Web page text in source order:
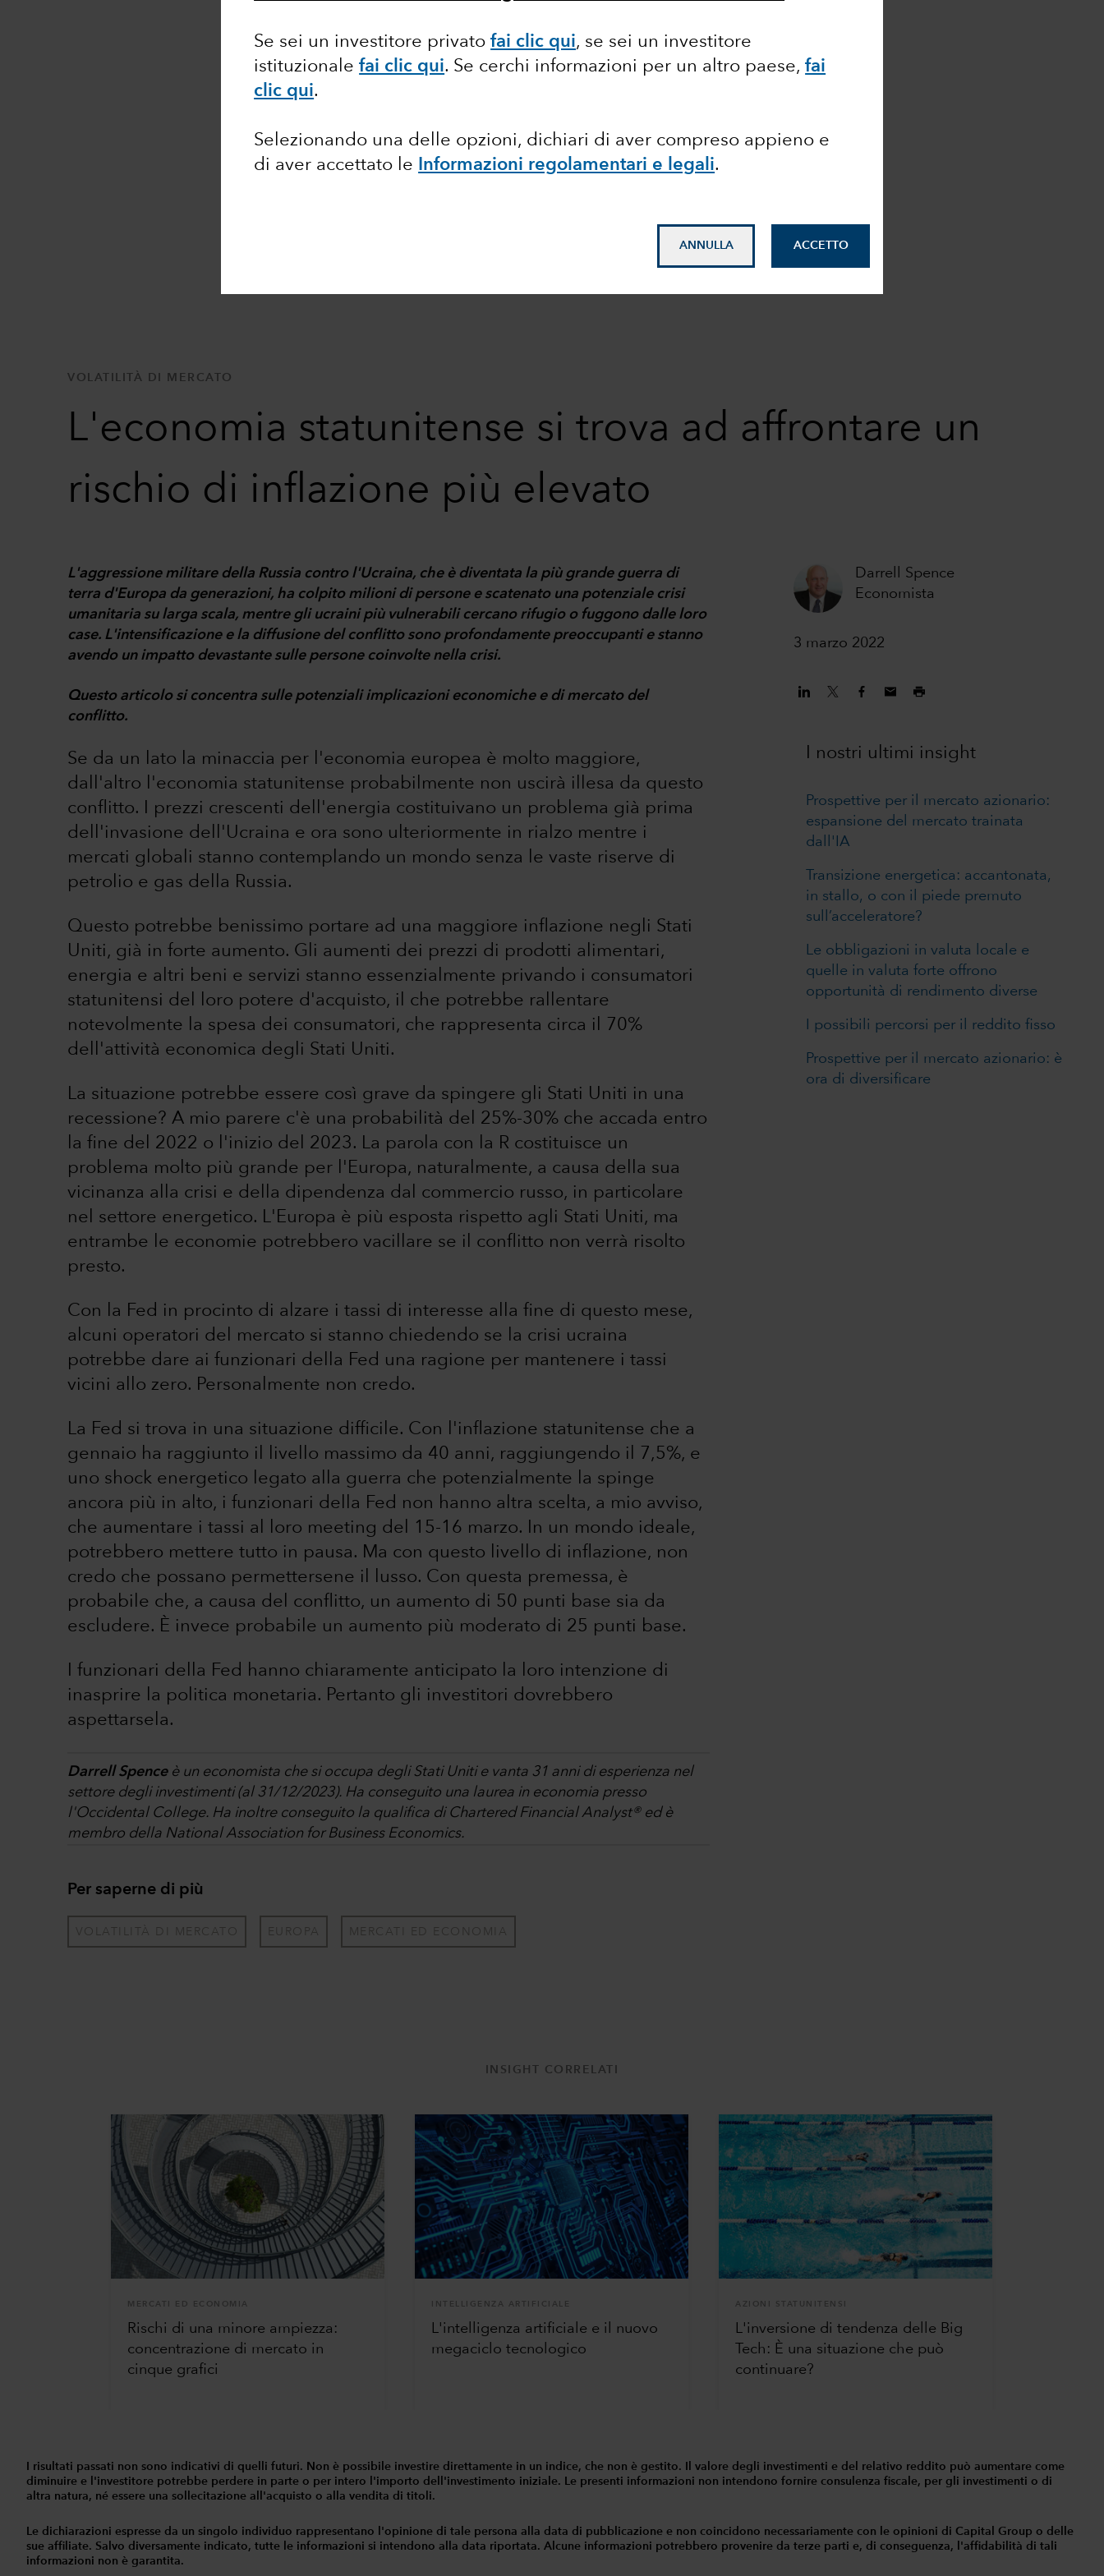
Se sei un investitore privatofai clic qui, se sei un investitore
istituzionale fai clic qui. Se cerchi informazioni per un altro paese,fai
clic qui.
Selezionando una delle opzioni, dichiari di aver compreso appieno e
di aver accettato le
Informazioni regolamentari e legali.
ANNULLA ACCETTO
VOLATILITÀ DI MERCATO
L'economia statunitense si trova ad affrontare un
rischio di inflazione più elevato
Darrell Spence
Economista
3 marzo 2022
L'aggressione militare della Russia contro l'Ucraina, che è diventata la più grande guerra di
terra d'Europa da generazioni, ha colpito milioni di persone e scatenato una potenziale crisi
umanitaria su larga scala, mentre gli ucraini più vulnerabili cercano rifugio o fuggono dalle loro
case. L'intensificazione e la diffusione del conflitto sono profondamente preoccupanti e stanno
avendo un impatto devastante sulle persone coinvolte nella crisi.
Questo articolo si concentra sulle potenziali implicazioni economiche e di mercato del
conflitto.
Se da un lato la minaccia per l'economia europea è molto maggiore,
dall'altro l'economia statunitense probabilmente non uscirà illesa da questo
conflitto. I prezzi crescenti dell'energia costituivano un problema già prima
dell'invasione dell'Ucraina e ora sono ulteriormente in rialzo mentre i
mercati globali stanno contemplando un mondo senza le vaste riserve di
petrolio e gas della Russia.
Questo potrebbe benissimo portare ad una maggiore inflazione negli Stati
Uniti, già in forte aumento. Gli aumenti dei prezzi di prodotti alimentari,
energia e altri beni e servizi stanno essenzialmente privando i consumatori
statunitensi del loro potere d'acquisto, il che potrebbe rallentare
notevolmente la spesa dei consumatori, che rappresenta circa il 70%
dell'attività economica degli Stati Uniti.
La situazione potrebbe essere così grave da spingere gli Stati Uniti in una
recessione? A mio parere c'è una probabilità del 25%-30% che accada entro
la fine del 2022 o l'inizio del 2023. La parola con la R costituisce un
problema molto più grande per l'Europa, naturalmente, a causa della sua
vicinanza alla crisi e della dipendenza dal commercio russo, in particolare
nel settore energetico. L'Europa è più esposta rispetto agli Stati Uniti, ma
entrambe le economie potrebbero vacillare se il conflitto non verrà risolto
presto.
Con la Fed in procinto di alzare i tassi di interesse alla fine di questo mese,
alcuni operatori del mercato si stanno chiedendo se la crisi ucraina
potrebbe dare ai funzionari della Fed una ragione per mantenere i tassi
vicini allo zero. Personalmente non credo.
La Fed si trova in una situazione difficile. Con l'inflazione statunitense che a
gennaio ha raggiunto il livello massimo da 40 anni, raggiungendo il 7,5%, e
uno shock energetico legato alla guerra che potenzialmente la spinge
ancora più in alto, i funzionari della Fed non hanno altra scelta, a mio avviso,
che aumentare i tassi al loro meeting del 15-16 marzo. In un mondo ideale,
potrebbero mettere tutto in pausa. Ma con questo livello di inflazione, non
credo che possano permettersene il lusso. Con questa premessa, è
probabile che, a causa del conflitto, un aumento di 50 punti base sia da
escludere. È invece probabile un aumento più moderato di 25 punti base.
I funzionari della Fed hanno chiaramente anticipato la loro intenzione di
inasprire la politica monetaria. Pertanto gli investitori dovrebbero
aspettarsela.
Darrell Spenceè un economista che si occupa degli Stati Uniti e vanta 31 anni di esperienza nel
settore degli investimenti (al 31/12/2023). Ha conseguito una laurea in economia presso
l'Occidental College. Ha inoltre conseguito la qualifica di Chartered Financial Analyst® ed è
membro della National Association for Business Economics.
Per saperne di più
VOLATILITÀ DI MERCATO EUROPA MERCATI ED ECONOMIA
I nostri ultimi insight
Prospettive per il mercato azionario:
espansione del mercato trainata
dall'IA
Transizione energetica: accantonata,
in stallo, o con il piede premuto
sull’acceleratore?
Le obbligazioni in valuta locale e
quelle in valuta forte offrono
opportunità di rendimento diverse
I possibili percorsi per il reddito fisso
Prospettive per il mercato azionario: è
ora di diversificare
INSIGHT CORRELATI
MERCATI ED ECONOMIA
Rischi di una minore ampiezza:
concentrazione di mercato in
cinque grafici
INTELLIGENZA ARTIFICIALE
L'intelligenza artificiale e il nuovo
megaciclo tecnologico
AZIONI STATUNITENSI
L'inversione di tendenza delle Big
Tech: È una situazione che può
continuare?
I risultati passati non sono indicativi di quelli futuri. Non è possibile investire direttamente in un indice, che non è gestito. Il valore degli investimenti e del relativo reddito può aumentare come
diminuire e l'investitore potrebbe perdere in parte o per intero l'importo dell'investimento iniziale. Le presenti informazioni non intendono fornire consulenza fiscale, per gli investimenti o di
altra natura, né essere una sollecitazione all'acquisto o alla vendita di titoli.
Le dichiarazioni espresse da un singolo individuo rappresentano l'opinione di tale persona alla data di pubblicazione e non coincidono necessariamente con le opinioni di Capital Group o delle
sue affiliate. Salvo diversamente indicato, tutte le informazioni si intendono alla data riportata. Alcune informazioni potrebbero provenire da terze parti e, di conseguenza, l'affidabilità di tali
informazioni non è garantita.